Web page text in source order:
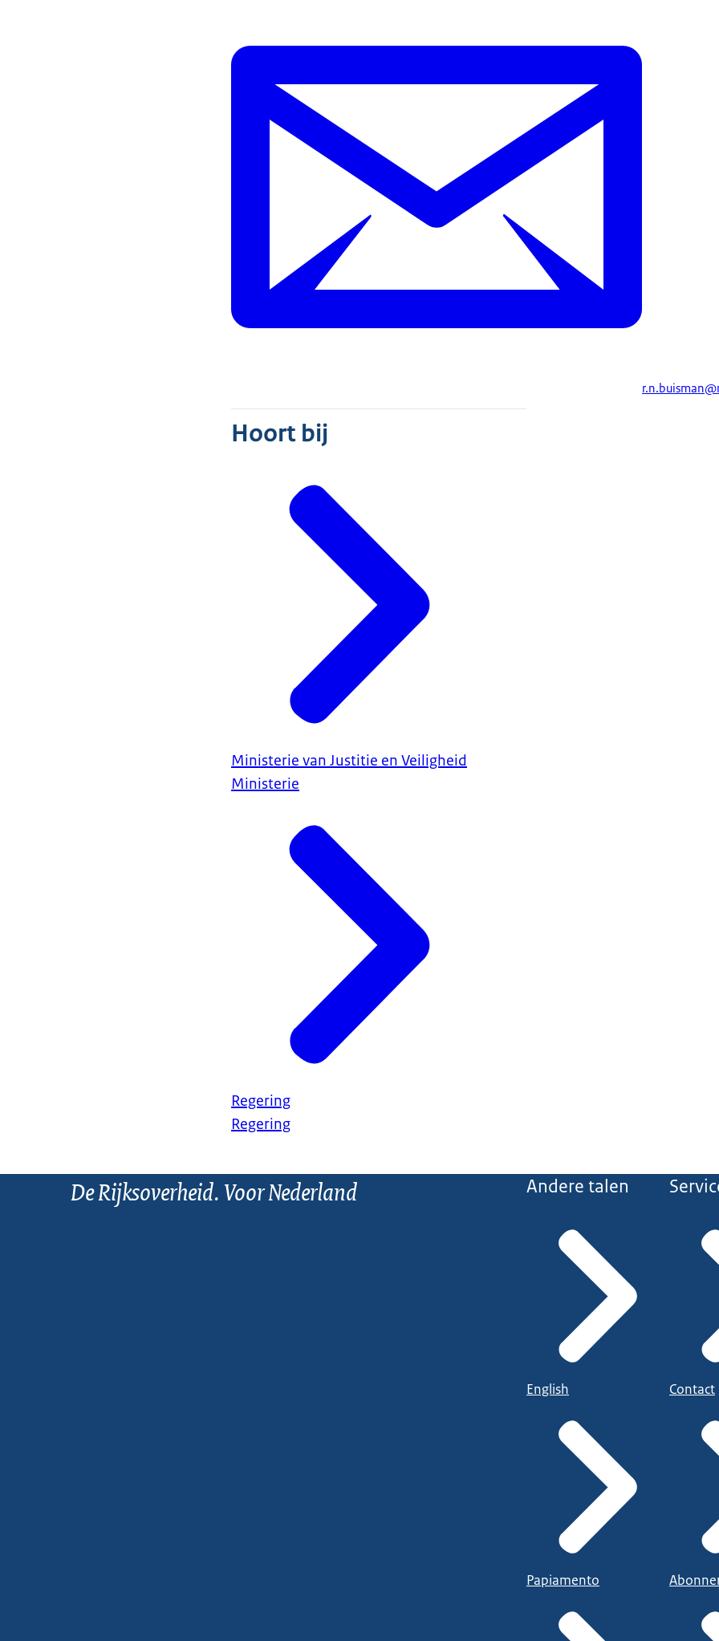
Hoort bij
Ministerie van Justitie en Veiligheid
Ministerie
Regering
Regering
De Rijksoverheid. Voor Nederland Andere talen
English
Papiamento
Contact